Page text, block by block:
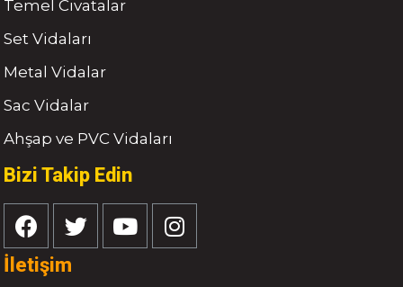
Temel Civatalar
Set Vidaları
Metal Vidalar
Sac Vidalar
Ahşap ve PVC Vidaları
Bizi Takip Edin
İletişim